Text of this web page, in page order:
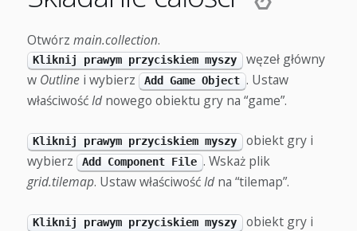
Otwórz main.collection.
Kliknij prawym przyciskiem myszy
węzeł główny
w Outlinei wybierz Add Game Object . Ustaw
właściwośćIdnowego obiektu gry na “game”.
Kliknij prawym przyciskiem myszy
obiekt gry i
wybierz
Add Component File . Wskaż plik
grid.tilemap. Ustaw właściwośćIdna “tilemap”.
Kliknij prawym przyciskiem myszy
obiekt gry i